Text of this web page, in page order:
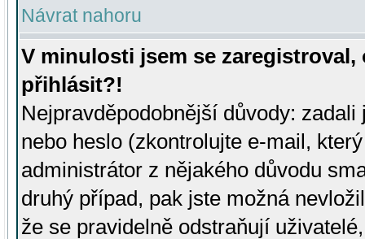
Návrat nahoru
V minulosti jsem se
přihlásit?!
Nejpravděpodobnější důvody:
nebo heslo (zkontrolujte e-mail,
administrátor z nějakého důvodu
druhý případ, pak jste možná
že se pravidelně odstraňují